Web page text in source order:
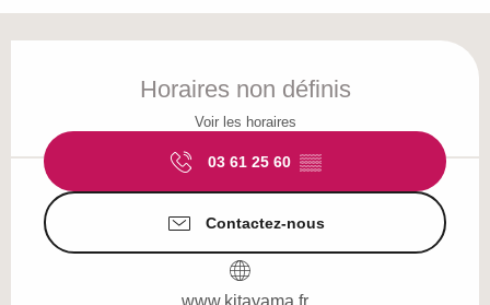
Horaires non définis
Voir les horaires
03 61 25 60 ▒▒
Contactez-nous
www.kitayama.fr